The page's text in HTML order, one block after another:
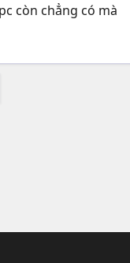
còn chẳng có mà